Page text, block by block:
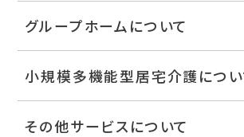
グループホームについて
小規模多機能型居宅介護につい
その他サービスについて